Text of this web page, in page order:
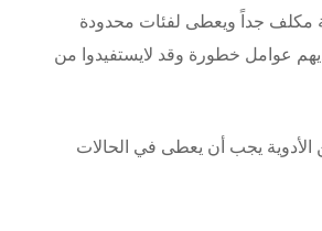
مكلف جداً ويعطى لفئات محدودة
عوامل خطورة وقد لايستفيدوا من
الأدوية يجب أن يعطى في الحالات